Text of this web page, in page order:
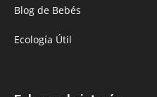
Blog de Bebés
Ecología Útil